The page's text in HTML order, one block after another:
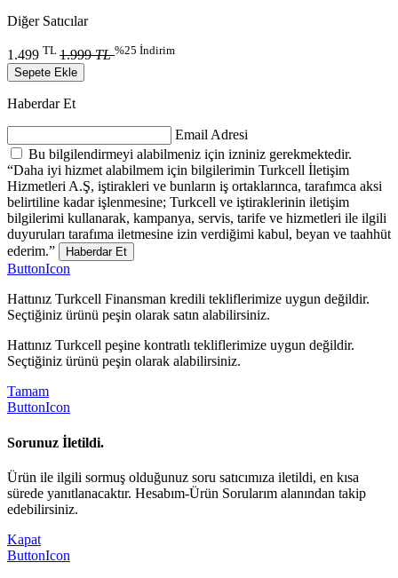
Diğer Satıcılar
1.499 TL 1.999TL%25 İndirim
Sepete Ekle
Haberdar Et
Email Adresi
Bu bilgilendirmeyi alabilmeniz için izniniz gerekmektedir.
“Daha iyi hizmet alabilmem için bilgilerimin Turkcell İletişim
Hizmetleri A.Ş, iştirakleri ve bunların iş ortaklarınca, tarafımca aksi
belirtiline kadar işlenmesine; Turkcell ve iştiraklerinin iletişim
bilgilerimi kullanarak, kampanya, servis, tarife ve hizmetleri ile ilgili
duyuruları tarafıma iletmesine izin verdiğimi kabul, beyan ve taahhüt
ederim.”
Haberdar Et
ButtonIcon
Hattınız Turkcell Finansman kredili tekliflerimize uygun değildir.
Seçtiğiniz ürünü peşin olarak satın alabilirsiniz.
Hattınız Turkcell peşine kontratlı tekliflerimize uygun değildir.
Seçtiğiniz ürünü peşin olarak alabilirsiniz.
Tamam
ButtonIcon
Sorunuz İletildi.
Ürün ile ilgili sormuş olduğunuz soru satıcımıza iletildi, en kısa
sürede yanıtlanacaktır. Hesabım-Ürün Sorularım alanından takip
edebilirsiniz.
Kapat
ButtonIcon